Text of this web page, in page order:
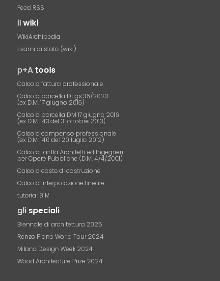
Feed RSS
ilwiki
WikiArchipedia
Esami di stato (wiki)
p+A tools
Calcolo fattura professionale
Calcolo parcella D.Lgs.36/2023
(ex D.M. 17 giugno 2016)
Calcolo parcella DM 17 giugno 2016
(ex D.M. 143 del 31 ottobre 2013)
Calcolo compenso professionale
(ex D.M. 140 del 20 luglio 2012)
Calcolo tariffa Architetti ed Ingegneri
per Opere Pubbliche (D.M. 4/4/2001)
Calcolo costo di costruzione
Calcolo interpolazione lineare
tutorial BIM
gli speciali
Biennale di architettura 2025
Renzo Piano World Tour 2024
Milano Design Week 2024
Wood Architecture Prize 2024